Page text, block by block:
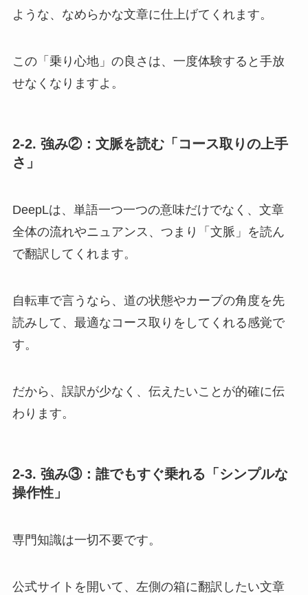
ような、なめらかな文章に仕上げてくれます。
この「乗り心地」の良さは、一度体験すると手放
せなくなりますよ。
2-2. 強み②：文脈を読む「コース取りの上手
さ」
DeepLは、単語一つ一つの意味だけでなく、文章
全体の流れやニュアンス、つまり「文脈」を読ん
で翻訳してくれます。
自転車で言うなら、道の状態やカーブの角度を先
読みして、最適なコース取りをしてくれる感覚で
す。
だから、誤訳が少なく、伝えたいことが的確に伝
わります。
2-3. 強み③：誰でもすぐ乗れる「シンプルな
操作性」
専門知識は一切不要です。
公式サイトを開いて、左側の箱に翻訳したい文章